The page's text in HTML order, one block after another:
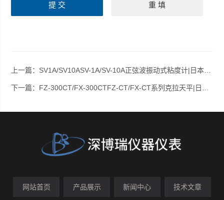
上一篇： SV1A/SV10ASV-1A/SV-10A正弦波振动式粘度计|日本AND SV1A/SV10A
下一篇： FZ-300CT/FX-300CTFZ-CT/FX-CT系列克拉天平|日本AND电子天平FZ-300CT/FX-300CT
网站首页 产品展示 新闻中心 技术文章